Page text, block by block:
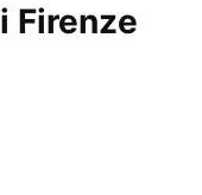
Firenze